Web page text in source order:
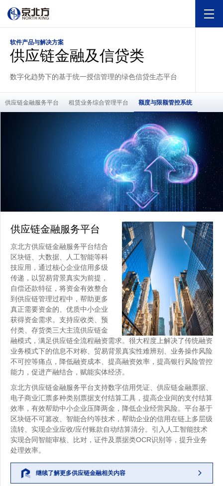
软件产品与解决方案
供应链金融及信贷类
数字化趋势下的基于统一授信管理的绿色信贷生态平台
供应链金融服务平台 租赁业务综合管理平台 额度与限额管控系统
供应链金融服务平台
京北方供应链金融服务平台结合
区块链、大数据、人工智能等科
技应用，通过核心企业信用多级
传递，以贸易背景真实为前提，
自偿还款特征，将资金有效整合
到供应链管理过程中，帮助更多
真正需要资金的、优质中小企业
获得资金需求。支持应收类、预
付类、存货类三大主流供应链金
融模式，满足供应链全流程融资需求。很大程度上解决了传统融资
业务模式下的信息不对称、贸易背景真实性难辨别、业务操作风险
不可控等痛点，降低融资成本、提高融资效率，提高银行风险管控
能力，促进产融结合，赋能实体经济。
京北方供应链金融服务平台支持数字信用凭证、供应链金融票据、
电子商业汇票多种类别票据支付结算工具，提高企业间的支付结算
效率，有效帮助中小企业压降两金，降低企业经营风险。平台基于
区块链不可篡改、智能合约等技术，帮助企业的信用在链上多层级
流转、实现企业应收/应付账款自动结算清分。引入人工智能技术
实现合同智能审核、比对，证件及票据类OCR识别等，提升业务
处理效率。
继续了解更多供应链金融相关内容